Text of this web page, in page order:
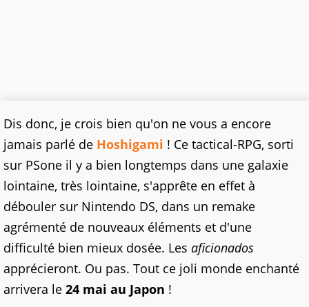
Dis donc, je crois bien qu'on ne vous a encore
jamais parlé de Hoshigami ! Ce tactical-RPG, sorti
sur PSone il y a bien longtemps dans une galaxie
lointaine, très lointaine, s'apprête en effet à
débouler sur Nintendo DS, dans un remake
agrémenté de nouveaux éléments et d'une
difficulté bien mieux dosée. Les aficionados
apprécieront. Ou pas. Tout ce joli monde enchanté
arrivera le 24 mai au Japon !